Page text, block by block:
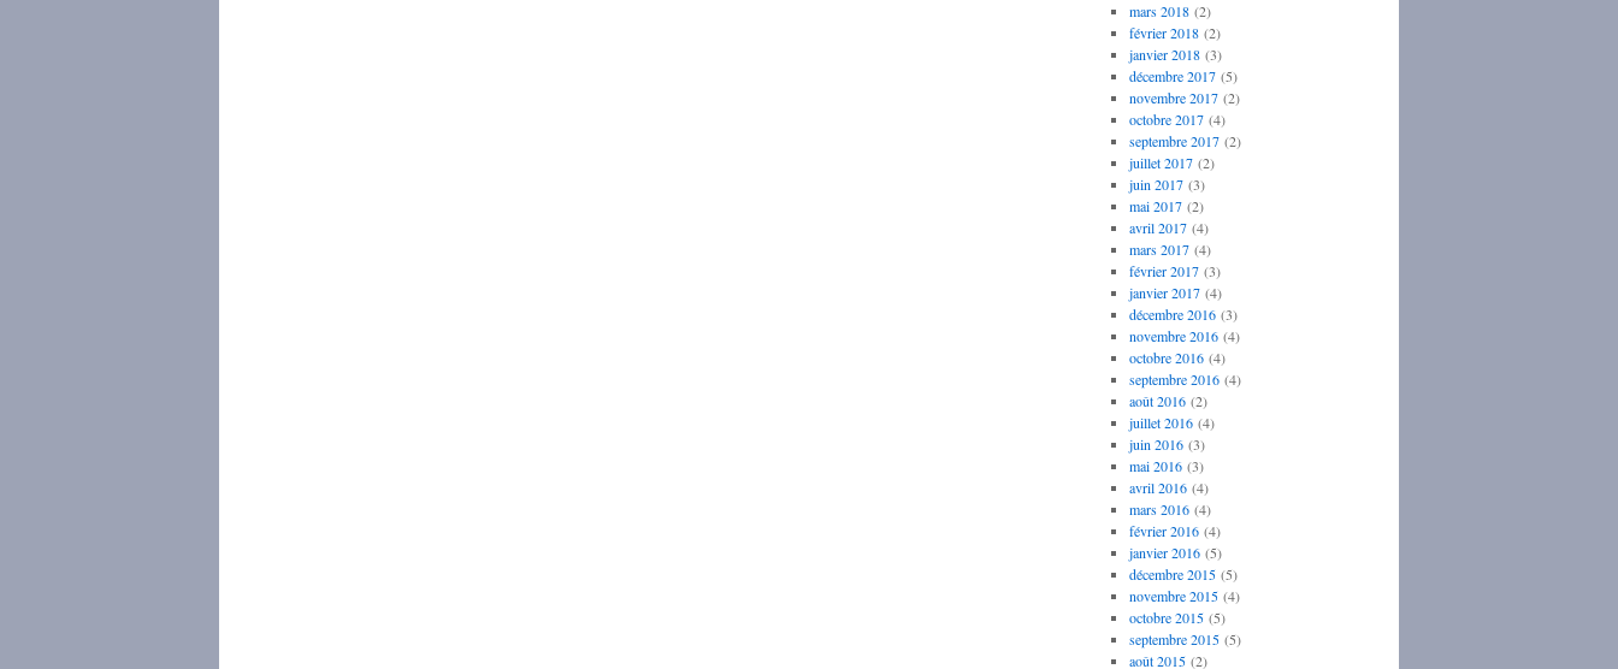
mars 2018(2)
février 2018(2)
janvier 2018(3)
décembre 2017(5)
novembre 2017(2)
octobre 2017(4)
septembre 2017(2)
juillet 2017(2)
juin 2017(3)
mai 2017(2)
avril 2017(4)
mars 2017(4)
février 2017(3)
janvier 2017(4)
décembre 2016(3)
novembre 2016(4)
octobre 2016(4)
septembre 2016(4)
août 2016(2)
juillet 2016(4)
juin 2016(3)
mai 2016(3)
avril 2016(4)
mars 2016(4)
février 2016(4)
janvier 2016(5)
décembre 2015(5)
novembre 2015(4)
octobre 2015(5)
septembre 2015(5)
août 2015(2)